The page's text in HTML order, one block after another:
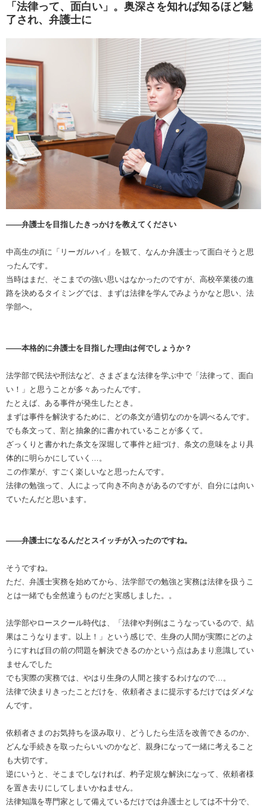
「法律って、面白い」。奥深さを知れば知るほど魅
了され、弁護士に
――弁護士を目指したきっかけを教えてください
中高生の頃に「リーガルハイ」を観て、なんか弁護士って面白そうと思
ったんです。
当時はまだ、そこまでの強い思いはなかったのですが、高校卒業後の進
路を決めるタイミングでは、まずは法律を学んでみようかなと思い、法
学部へ。
――本格的に弁護士を目指した理由は何でしょうか？
法学部で民法や刑法など、さまざまな法律を学ぶ中で「法律って、面白
い！」と思うことが多々あったんです。
たとえば、ある事件が発生したとき。
まずは事件を解決するために、どの条文が適切なのかを調べるんです。
でも条文って、割と抽象的に書かれていることが多くて。
ざっくりと書かれた条文を深堀して事件と紐づけ、条文の意味をより具
体的に明らかにしていく…。
この作業が、すごく楽しいなと思ったんです。
法律の勉強って、人によって向き不向きがあるのですが、自分には向い
ていたんだと思います。
――弁護士になるんだとスイッチが入ったのですね。
そうですね。
ただ、弁護士実務を始めてから、法学部での勉強と実務は法律を扱うこ
とは一緒でも全然違うものだと実感しました。。
法学部やロースクール時代は、「法律や判例はこうなっているので、結
果はこうなります。以上！」という感じで、生身の人間が実際にどのよ
うにすれば目の前の問題を解決できるのかという点はあまり意識してい
ませんでした
でも実際の実務では、やはり生身の人間と接するわけなので…。
法律で決まりきったことだけを、依頼者さまに提示するだけではダメな
んです。
依頼者さまのお気持ちを汲み取り、どうしたら生活を改善できるのか、
どんな手続きを取ったらいいのかなど、親身になって一緒に考えること
も大切です。
逆にいうと、そこまでしなければ、杓子定規な解決になって、依頼者様
を置き去りにしてしまいかねません。
法律知識を専門家として備えているだけでは弁護士としては不十分で、